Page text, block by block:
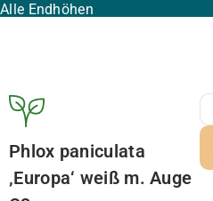
Alle Endhöhen
Phlox paniculata
‚Europa‘ weiß m. Auge